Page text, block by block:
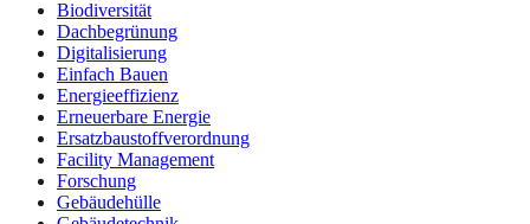
Biodiversität
Dachbegrünung
Digitalisierung
Einfach Bauen
Energieeffizienz
Erneuerbare Energie
Ersatzbaustoffverordnung
Facility Management
Forschung
Gebäudehülle